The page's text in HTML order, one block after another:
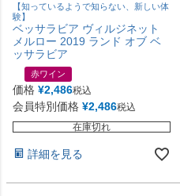
【知っているようで知らない、新しい体
験】
ベッサラビア ヴィルジネット
メルロー 2019 ランド オブ ベ
ッサラビア
赤ワイン
価格 ¥2,486税込
会員特別価格 ¥2,486税込
在庫切れ
詳細を見る